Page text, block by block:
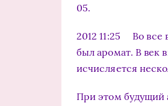
05.
2012 11:25 Во все
был аромат. В век
исчисляется
При этом будущий